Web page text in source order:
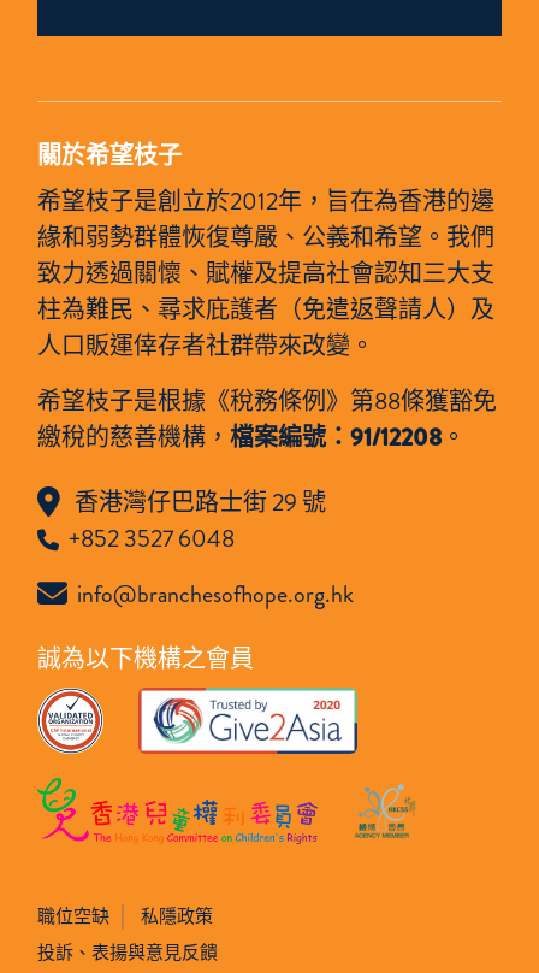
empty.
關於希望枝子
希望枝子是創立於2012年，旨在為香港的邊
緣和弱勢群體恢復尊嚴、公義和希望。我們
致力透過關懷、賦權及提高社會認知三大支
柱為難民、尋求庇護者（免遣返聲請人）及
人口販運倖存者社群帶來改變。
希望枝子是根據《稅務條例》第88條獲豁免
繳稅的慈善機構， 檔案編號：91/12208。
香港灣仔巴路士街 29 號
+852 3527 6048
info@branchesofhope.org.hk
誠為以下機構之會員
職位空缺
私隱政策
投訴、表揚與意見反饋